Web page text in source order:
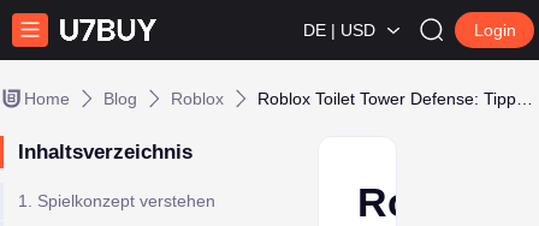
DE | USD Login
Home Blog Roblox
Inhaltsverzeichnis
1. Spielkonzept verstehen
Roblox